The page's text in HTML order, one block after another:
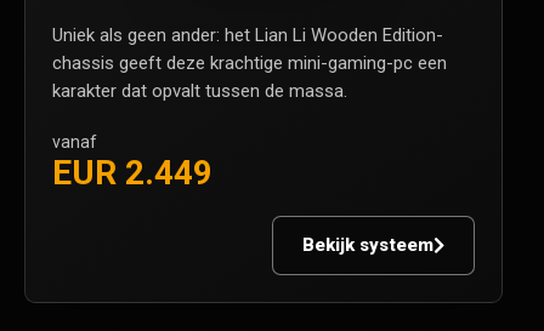
Uniek als geen ander: het Lian Li Wooden Edition-
chassis geeft deze krachtige mini-gaming-pc een
karakter dat opvalt tussen de massa.
vanaf
EUR 2.449
Bekijk systeem